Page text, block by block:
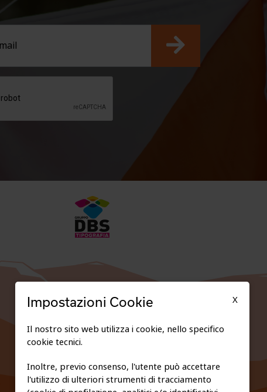
FEDERAZIONE TRASPARENTE
X
Impostazioni Cookie
Il nostro sito web utilizza i cookie, nello specifico
cookie tecnici.
Inoltre, previo consenso, l'utente può accettare
l'utilizzo di ulteriori strumenti di tracciamento